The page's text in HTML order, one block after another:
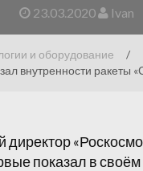
23.03.2020 Ivan
и оборудование
/
внутренности ракеты
директор
показал в